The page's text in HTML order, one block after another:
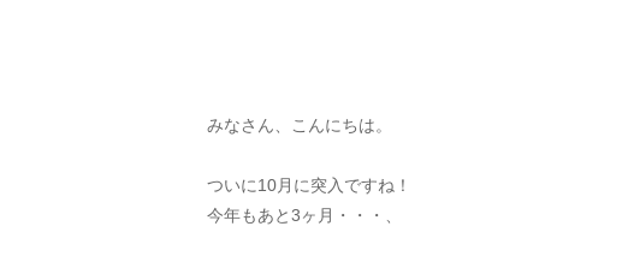
みなさん、こんにちは。
ついに10月に突入ですね！
今年もあと3ヶ月・・・、